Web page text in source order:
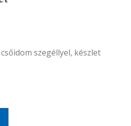
szegéllyel, készlet
szegéllyel, készlet